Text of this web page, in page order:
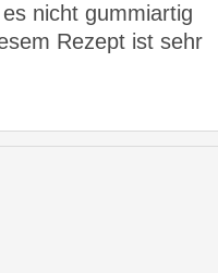
nicht gummiartig
Rezept ist sehr